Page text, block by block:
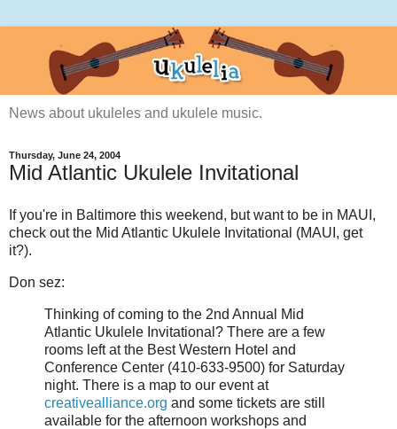
News about ukuleles and ukulele music.
Thursday, June 24, 2004
Mid Atlantic Ukulele Invitational
If you're in Baltimore this weekend, but want to be in MAUI,
check out the Mid Atlantic Ukulele Invitational (MAUI, get
it?).
Don sez:
Thinking of coming to the 2nd Annual Mid
Atlantic Ukulele Invitational? There are a few
rooms left at the Best Western Hotel and
Conference Center (410-633-9500) for Saturday
night. There is a map to our event at
creativealliance.org and some tickets are still
available for the afternoon workshops and